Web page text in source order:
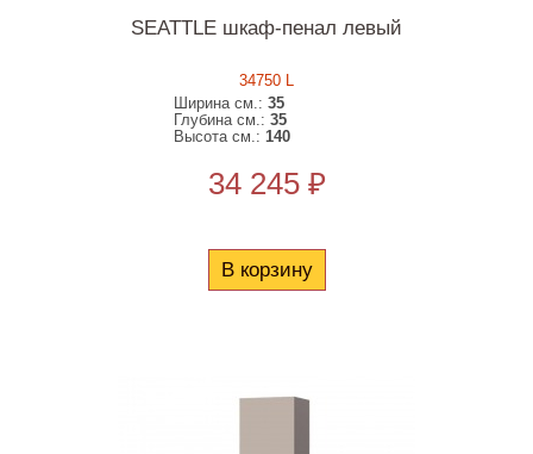
SEATTLE шкаф-пенал левый
34750 L
Ширина см.:35
Глубина см.:35
Высота см.:140
34 245 ₽
В корзину